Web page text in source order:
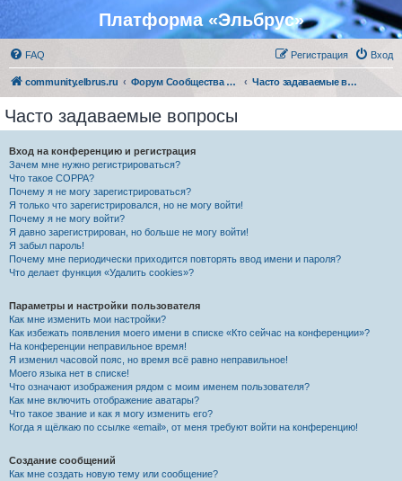
Платформа «Эльбрус»
FAQ Вход
Регистрация
community.elbrus.ru Форум Сообщества Эльбрус Часто задаваемые вопросы
Часто задаваемые вопросы
Вход на конференцию и регистрация
Зачем мне нужно регистрироваться?
Что такое COPPA?
Почему я не могу зарегистрироваться?
Я только что зарегистрировался, но не могу войти!
Почему я не могу войти?
Я давно зарегистрирован, но больше не могу войти!
Я забыл пароль!
Почему мне периодически приходится повторять ввод имени и пароля?
Что делает функция «Удалить cookies»?
Параметры и настройки пользователя
Как мне изменить мои настройки?
Как избежать появления моего имени в списке «Кто сейчас на конференции»?
На конференции неправильное время!
Я изменил часовой пояс, но время всё равно неправильное!
Моего языка нет в списке!
Что означают изображения рядом с моим именем пользователя?
Как мне включить отображение аватары?
Что такое звание и как я могу изменить его?
Когда я щёлкаю по ссылке «email», от меня требуют войти на конференцию!
Создание сообщений
Как мне создать новую тему или сообщение?